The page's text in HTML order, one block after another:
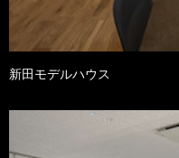
新田モデルハウス